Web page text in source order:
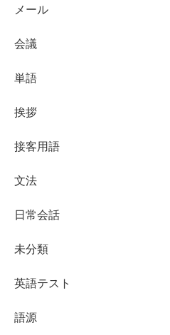
メール
会議
単語
挨拶
接客用語
文法
日常会話
未分類
英語テスト
語源